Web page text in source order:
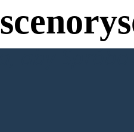
aby